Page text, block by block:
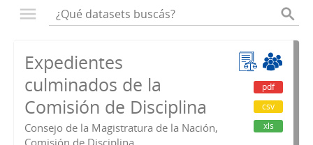
Expedientes
culminados de la
Comisión de Disciplina
Consejo de la Magistratura de la Nación,
pdf
csv
xls